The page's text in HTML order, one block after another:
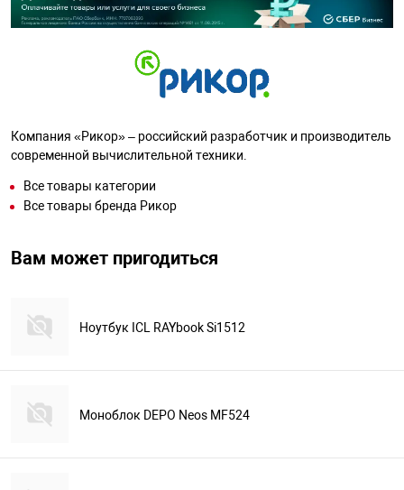
Компания «Рикор» – российский разработчик и производитель
современной вычислительной техники.
Все товары категории
Все товары бренда Рикор
Вам может пригодиться
Ноутбук ICL RAYbook Si1512
Моноблок DEPO Neos MF524